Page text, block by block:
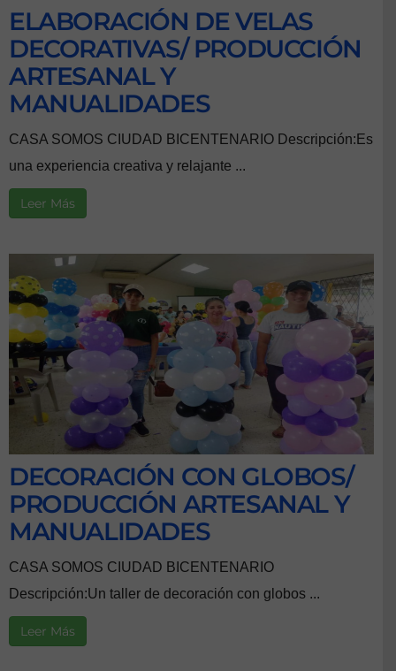
ELABORACIÓN DE VELAS
DECORATIVAS/ PRODUCCIÓN
ARTESANAL Y
MANUALIDADES
CASA SOMOS CIUDAD BICENTENARIO Descripción:Es
una experiencia creativa y relajante ...
Leer Más
DECORACIÓN CON GLOBOS/
PRODUCCIÓN ARTESANAL Y
MANUALIDADES
CASA SOMOS CIUDAD BICENTENARIO
Descripción:Un taller de decoración con globos ...
Leer Más